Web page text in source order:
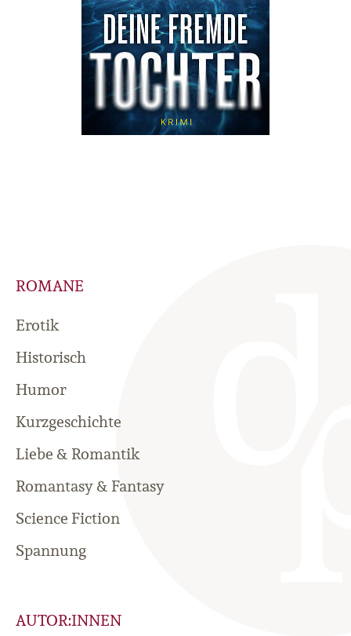
ROMANE
Erotik
Historisch
Humor
Kurzgeschichte
Liebe & Romantik
Romantasy & Fantasy
Science Fiction
Spannung
AUTOR:INNEN